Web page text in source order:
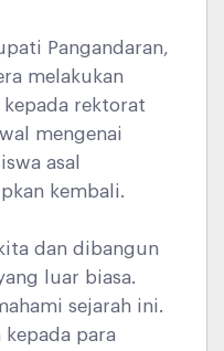
Pangandaran,
melakukan
rektorat
mengenai
asal
kembali.
dan dibangun
luar biasa.
sejarah ini.
para